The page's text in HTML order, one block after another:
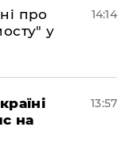
про
у
14:14
на
13:57